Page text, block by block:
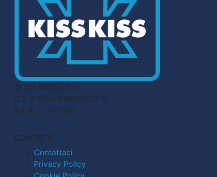
© CN MEDIA S.r.l.
C.F. e P.IVA 04998911210
R.E.A. n. 727803
CONTATTI
Contattaci
Privacy Policy